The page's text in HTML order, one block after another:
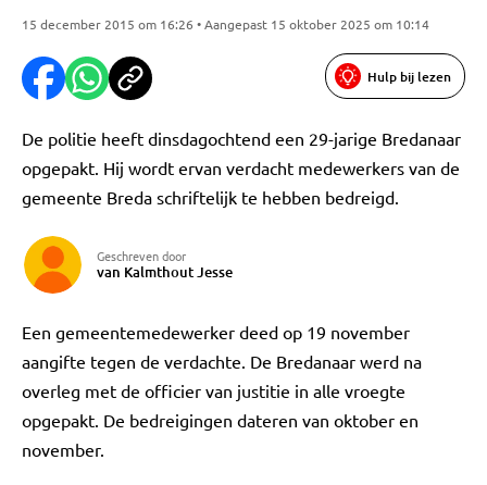
15 december 2015 om 16:26 • Aangepast 15 oktober 2025 om 10:14
Hulp bij lezen
De politie heeft dinsdagochtend een 29-jarige Bredanaar
opgepakt. Hij wordt ervan verdacht medewerkers van de
gemeente Breda schriftelijk te hebben bedreigd.
Geschreven door
van Kalmthout Jesse
Een gemeentemedewerker deed op 19 november
aangifte tegen de verdachte. De Bredanaar werd na
overleg met de officier van justitie in alle vroegte
opgepakt. De bedreigingen dateren van oktober en
november.